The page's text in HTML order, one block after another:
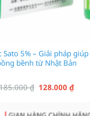
5% – Giải pháp
bềnh từ Nhật Bản
₫ Giá
là:
128.000 ₫Giá
tại